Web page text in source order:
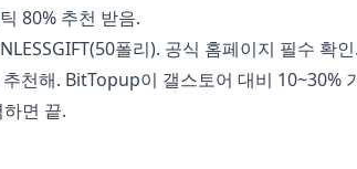
80% 추천 받음.
폴리). 공식 홈페이지 필수 확인.
추천해. BitTopup이 갤스토어 대비 10~30%
면 끝.